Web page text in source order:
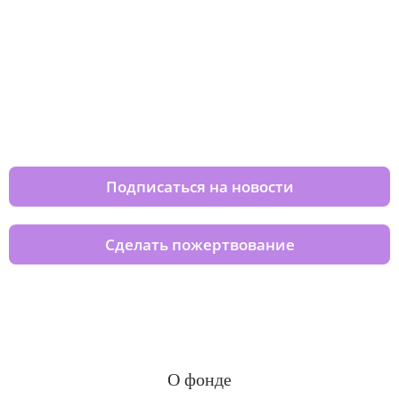
Подписаться на новости
Сделать пожертвование
О фонде